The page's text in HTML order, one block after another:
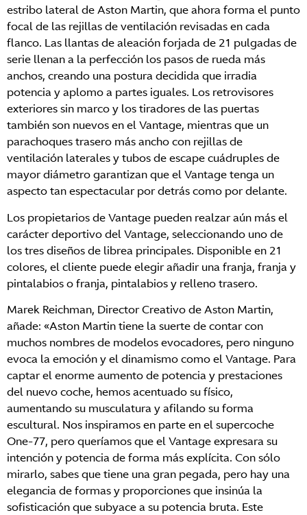
estribo lateral de Aston Martin, que ahora forma el punto
focal de las rejillas de ventilación revisadas en cada
flanco. Las llantas de aleación forjada de 21 pulgadas de
serie llenan a la perfección los pasos de rueda más
anchos, creando una postura decidida que irradia
potencia y aplomo a partes iguales. Los retrovisores
exteriores sin marco y los tiradores de las puertas
también son nuevos en el Vantage, mientras que un
parachoques trasero más ancho con rejillas de
ventilación laterales y tubos de escape cuádruples de
mayor diámetro garantizan que el Vantage tenga un
aspecto tan espectacular por detrás como por delante.
Los propietarios de Vantage pueden realzar aún más el
carácter deportivo del Vantage, seleccionando uno de
los tres diseños de librea principales. Disponible en 21
colores, el cliente puede elegir añadir una franja, franja y
pintalabios o franja, pintalabios y relleno trasero.
Marek Reichman, Director Creativo de Aston Martin,
añade: «Aston Martin tiene la suerte de contar con
muchos nombres de modelos evocadores, pero ninguno
evoca la emoción y el dinamismo como el Vantage. Para
captar el enorme aumento de potencia y prestaciones
del nuevo coche, hemos acentuado su físico,
aumentando su musculatura y afilando su forma
escultural. Nos inspiramos en parte en el supercoche
One-77, pero queríamos que el Vantage expresara su
intención y potencia de forma más explícita. Con sólo
mirarlo, sabes que tiene una gran pegada, pero hay una
elegancia de formas y proporciones que insinúa la
sofisticación que subyace a su potencia bruta. Este